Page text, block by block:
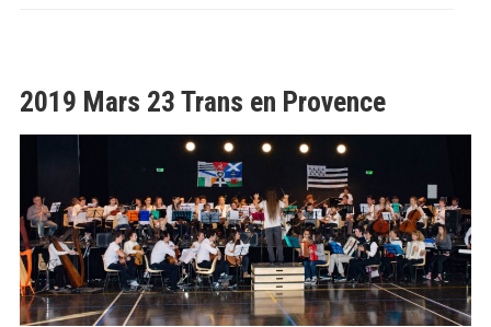
2019 Mars 23 Trans en Provence